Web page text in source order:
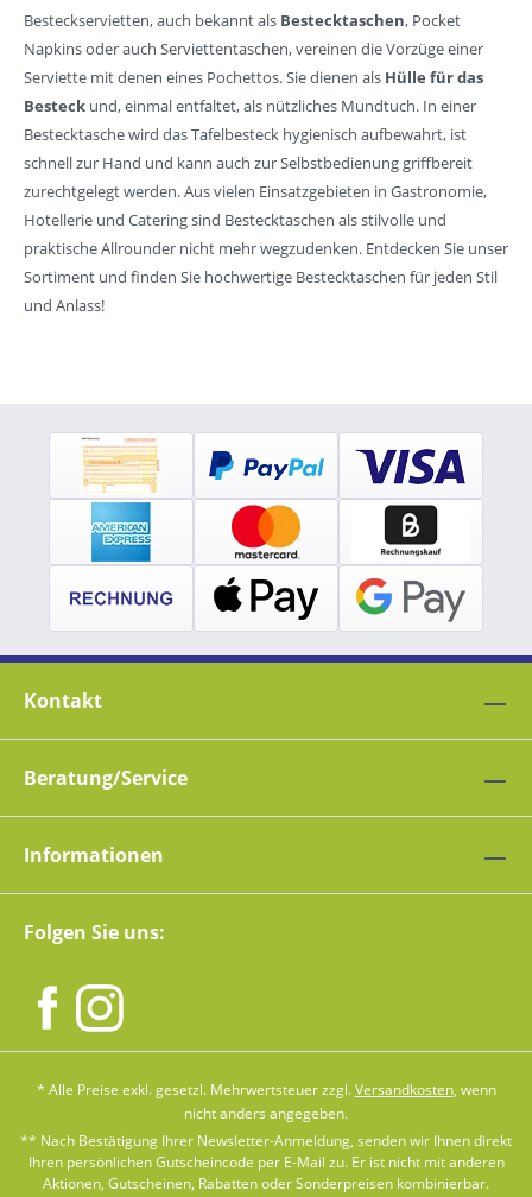
Besteckservietten, auch bekannt als Bestecktaschen, Pocket
Napkins oder auch Serviettentaschen, vereinen die Vorzüge einer
Serviette mit denen eines Pochettos. Sie dienen als Hülle für das
Besteck und, einmal entfaltet, als nützliches Mundtuch. In einer
Bestecktasche wird das Tafelbesteck hygienisch aufbewahrt, ist
schnell zur Hand und kann auch zur Selbstbedienung griffbereit
zurechtgelegt werden. Aus vielen Einsatzgebieten in Gastronomie,
Hotellerie und Catering sind Bestecktaschen als stilvolle und
praktische Allrounder nicht mehr wegzudenken. Entdecken Sie unser
Sortiment und finden Sie hochwertige Bestecktaschen für jeden Stil
und Anlass!
Kontakt
Beratung/Service
Informationen
Folgen Sie uns:
* Alle Preise exkl. gesetzl. Mehrwertsteuer zzgl.Versandkosten, wenn
nicht anders angegeben.
** Nach Bestätigung Ihrer Newsletter-Anmeldung, senden wir Ihnen direkt
Ihren persönlichen Gutscheincode per E-Mail zu. Er ist nicht mit anderen
Aktionen, Gutscheinen, Rabatten oder Sonderpreisen kombinierbar.